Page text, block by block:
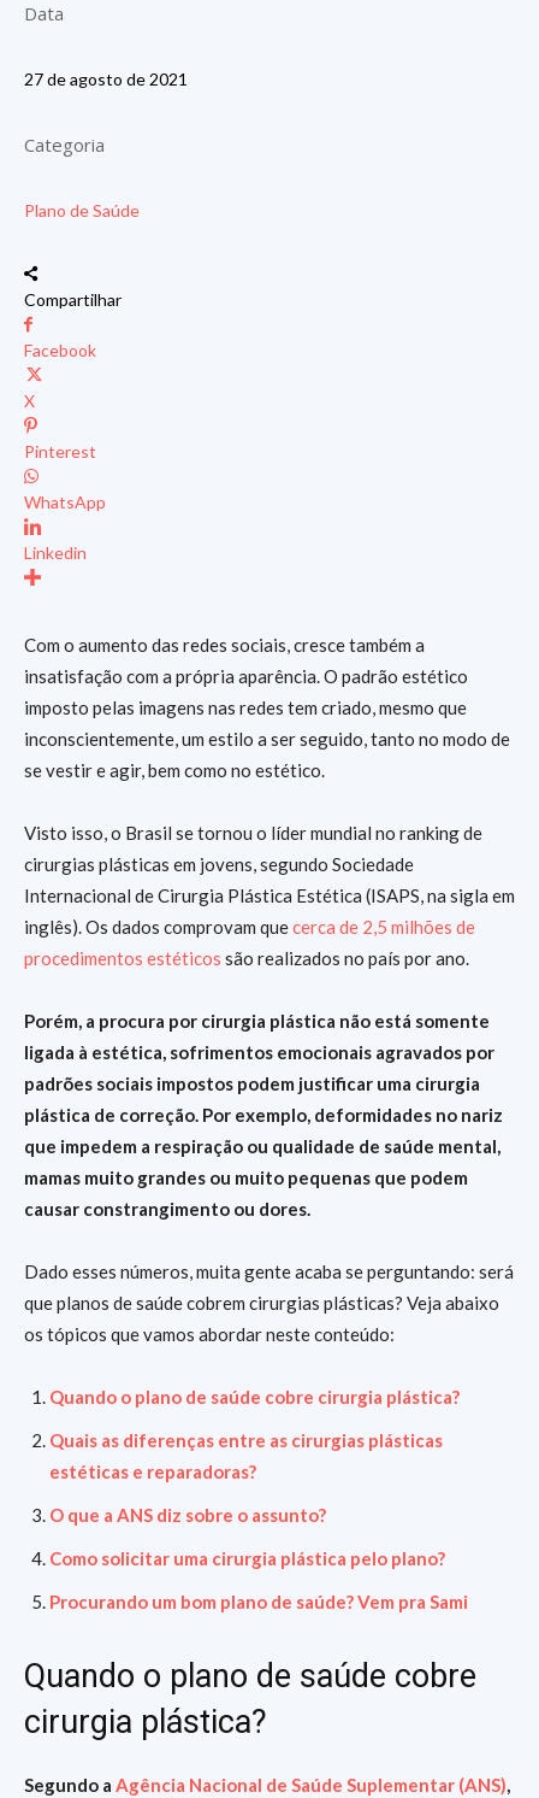
Data
27 de agosto de 2021
Categoria
Plano de Saúde
Compartilhar
Facebook
X
Pinterest
WhatsApp
Linkedin
Com o aumento das redes sociais, cresce também a
insatisfação com a própria aparência. O padrão estético
imposto pelas imagens nas redes tem criado, mesmo que
inconscientemente, um estilo a ser seguido, tanto no modo de
se vestir e agir, bem como no estético.
Visto isso, o Brasil se tornou o líder mundial no ranking de
cirurgias plásticas em jovens, segundo Sociedade
Internacional de Cirurgia Plástica Estética (ISAPS, na sigla em
inglês). Os dados comprovam quecerca de 2,5 milhões de
procedimentos estéticos são realizados no país por ano.
Porém, a procura por cirurgia plástica não está somente
ligada à estética, sofrimentos emocionais agravados por
padrões sociais impostos podem justificar uma cirurgia
plástica de correção. Por exemplo, deformidades no nariz
que impedem a respiração ou qualidade de saúde mental,
mamas muito grandes ou muito pequenas que podem
causar constrangimento ou dores.
Dado esses números, muita gente acaba se perguntando: será
que planos de saúde cobrem cirurgias plásticas? Veja abaixo
os tópicos que vamos abordar neste conteúdo:
Quando o plano de saúde cobre cirurgia plástica?
Quais as diferenças entre as cirurgias plásticas
estéticas e reparadoras?
O que a ANS diz sobre o assunto?
Como solicitar uma cirurgia plástica pelo plano?
Procurando um bom plano de saúde? Vem pra Sami
Quando o plano de saúde cobre
cirurgia plástica?
Segundo a Agência Nacional de Saúde Suplementar (ANS),